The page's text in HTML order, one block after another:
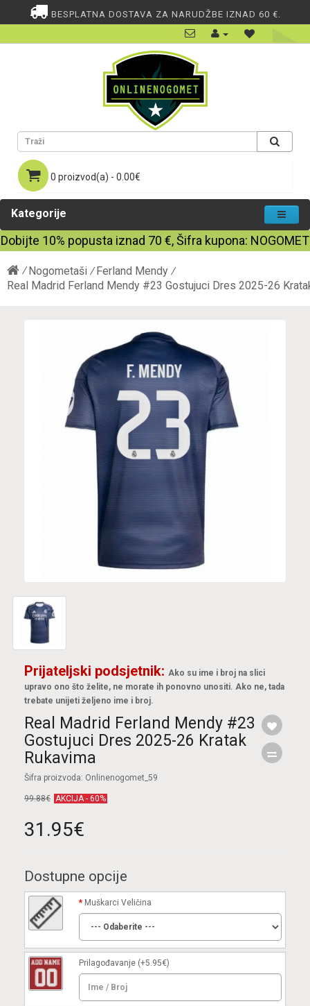
BESPLATNA DOSTAVA ZA NARUDŽBE IZNAD 60 €.
0 proizvod(a) - 0.00€
Kategorije
Dobijte 10% popusta iznad 70 €, Šifra kupona: NOGOMET
Nogometaši
Ferland Mendy
Real Madrid Ferland Mendy #23 Gostujuci Dres 2025-26
Prijateljski podsjetnik: Ako su ime i broj na slici
upravo ono što želite, ne morate ih ponovno unositi. Ako ne, tada
trebate unijeti željeno ime i broj.
Real Madrid Ferland Mendy #23
Gostujuci Dres 2025-26 Kratak
Rukavima
Šifra proizvoda: Onlinenogomet_59
99.88€ AKCIJA - 60%
31.95€
Dostupne opcije
Muškarci Veličina
Prilagođavanje (+5.95€)